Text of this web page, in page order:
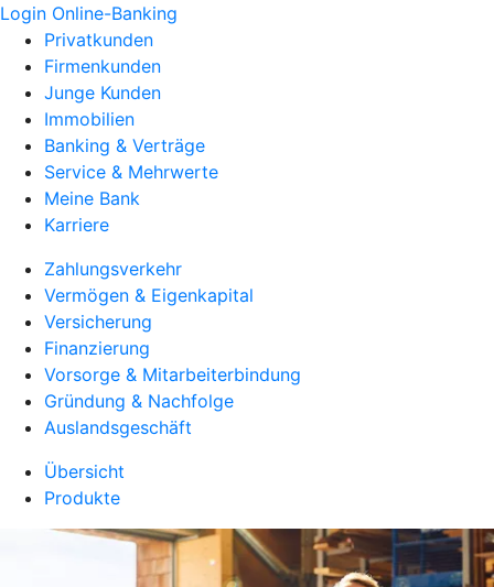
Login Online-Banking
Privatkunden
Firmenkunden
Junge Kunden
Immobilien
Banking & Verträge
Service & Mehrwerte
Meine Bank
Karriere
Zahlungsverkehr
Vermögen & Eigenkapital
Versicherung
Finanzierung
Vorsorge & Mitarbeiterbindung
Gründung & Nachfolge
Auslandsgeschäft
Übersicht
Produkte